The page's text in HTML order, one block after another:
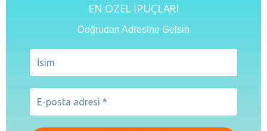
EN ÖZEL İPUÇLARI
Doğrudan Adresine Gelsin